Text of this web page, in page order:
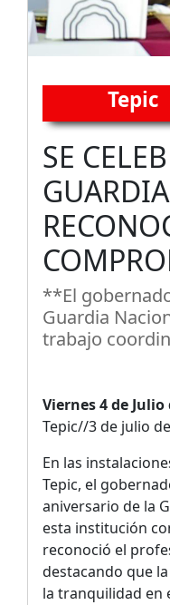
Tepic
SE
**El
Guardia
trabajo
Viernes 4 de Julio
Tepic//3 de julio
En las
Tepic, el
aniversario de la
esta institución
reconoció el
destacando que
la tranquilidad en